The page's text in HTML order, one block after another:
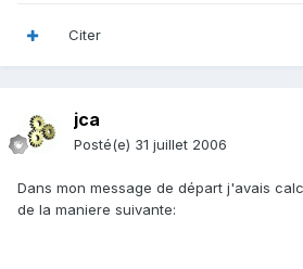
Citer
jca
Posté(e) 31 juillet 2006
Dans mon message de départ j'avais
de la maniere suivante: